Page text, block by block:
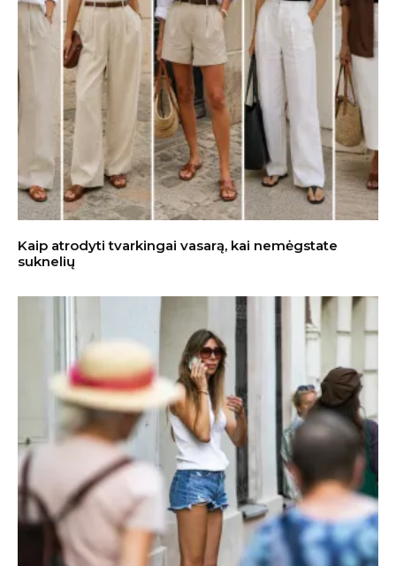
Kaip atrodyti tvarkingai vasarą, kai nemėgstate
suknelių